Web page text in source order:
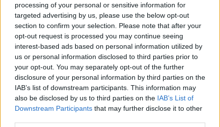
processing of your personal or sensitive information for
targeted advertising by us, please use the below opt-out
section to confirm your selection. Please note that after your
opt-out request is processed you may continue seeing
interest-based ads based on personal information utilized by
us or personal information disclosed to third parties prior to
your opt-out. You may separately opt-out of the further
disclosure of your personal information by third parties on the
IAB’s list of downstream participants. This information may
also be disclosed by us to third parties on the IAB’s List of
Downstream Participants that may further disclose it to other
Portfolio
2024. december 19. 14:30
Lövöldözés tört ki a hivatalosan Grúziához tartozó,
de orosz megszállás alatt álló Abházia
parlamentjében, egy képviselő meghalt, egy
másik pedig megsebesült – írja a The Kyiv
Independent.